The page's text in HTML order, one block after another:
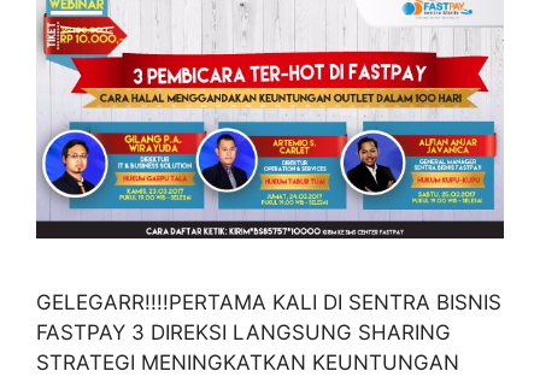
GELEGARR!!!!PERTAMA KALI DI SENTRA BISNIS
FASTPAY 3 DIREKSI LANGSUNG SHARING
STRATEGI MENINGKATKAN KEUNTUNGAN